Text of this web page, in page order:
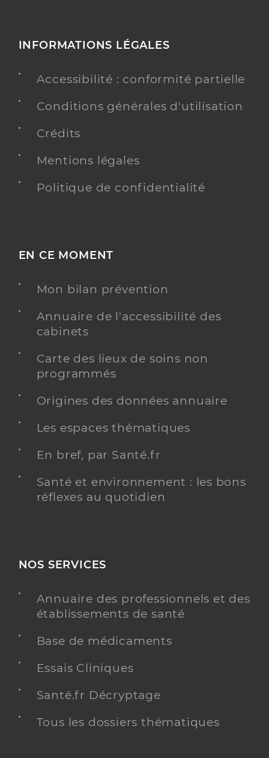
INFORMATIONS LÉGALES
Accessibilité : conformité partielle
Conditions générales d'utilisation
Crédits
Mentions légales
Politique de confidentialité
EN CE MOMENT
Mon bilan prévention
Annuaire de l'accessibilité des
cabinets
Carte des lieux de soins non
programmés
Origines des données annuaire
Les espaces thématiques
En bref, par Santé.fr
Santé et environnement : les bons
réflexes au quotidien
NOS SERVICES
Annuaire des professionnels et des
établissements de santé
Base de médicaments
Essais Cliniques
Santé.fr Décryptage
Tous les dossiers thématiques